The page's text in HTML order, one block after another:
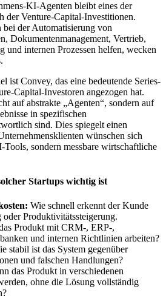
KI-Agenten bleibt eines der
der Venture-Capital-Investitionen.
bei der Automatisierung von
Dokumentenmanagement, Vertrieb,
und internen Prozessen helfen, wecken
ist Convey, das eine bedeutende Series-
Capital-Investoren angezogen hat.
auf abstrakte „Agenten“, sondern auf
in spezifischen
sind. Dies spiegelt einen
wünschen sich
sondern messbare wirtschaftliche
Startups wichtig ist
Wie schnell erkennt der Kunde
oder Produktivitätssteigerung.
Produkt mit CRM-, ERP-,
und internen Richtlinien arbeiten?
stabil ist das System gegenüber
und falschen Handlungen?
das Produkt in verschiedenen
ohne die Lösung vollständig